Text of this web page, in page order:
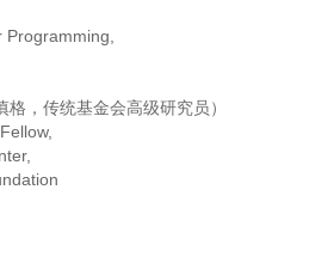
，传统基金会高级研究员）